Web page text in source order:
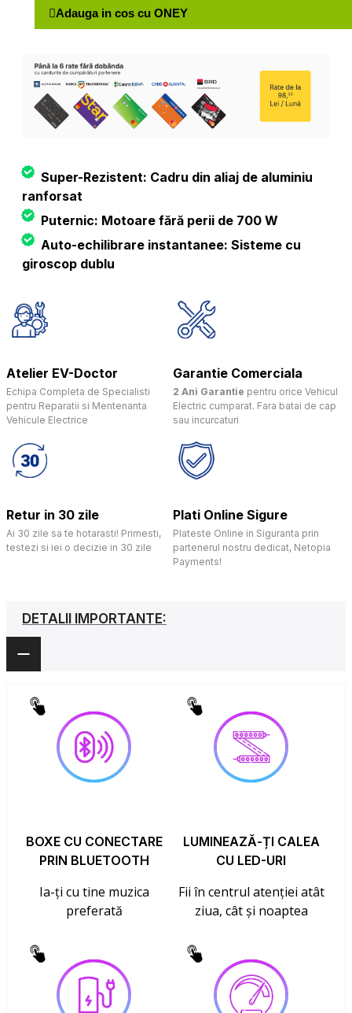
Adauga in cos cu ONEY
Super-Rezistent: Cadru din aliaj de aluminiu
ranforsat
Puternic: Motoare fără perii de 700 W
Auto-echilibrare instantanee: Sisteme cu
giroscop dublu
Atelier EV-Doctor
Echipa Completa de Specialisti
pentru Reparatii si Mentenanta
Vehicule Electrice
Garantie Comerciala
2 Ani Garantie pentru orice Vehicul
Electric cumparat. Fara batai de cap
sau incurcaturi
Retur in 30 zile
Ai 30 zile sa te hotarasti! Primesti,
testezi si iei o decizie in 30 zile
Plati Online Sigure
Plateste Online in Siguranta prin
partenerul nostru dedicat, Netopia
Payments!
DETALII IMPORTANTE:
BOXE CU CONECTARE
PRIN BLUETOOTH
Ia-ți cu tine muzica
preferată
LUMINEAZĂ-ȚI CALEA
CU LED-URI
Fii în centrul atenției atât
ziua, cât și noaptea